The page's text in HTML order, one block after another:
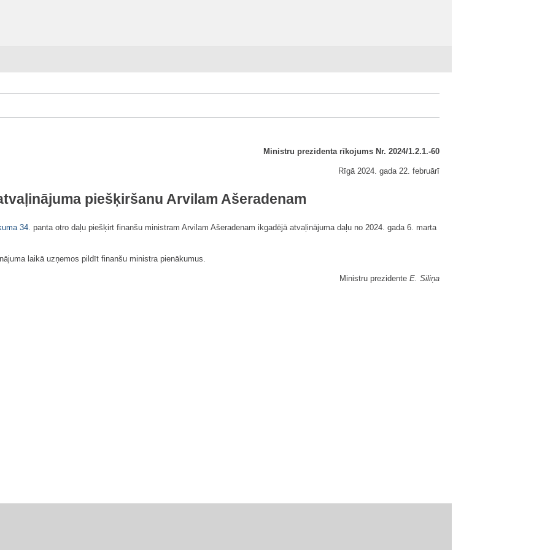
Ministru prezidenta rīkojums Nr. 2024/1.2.1.-60
Rīgā 2024. gada 22. februārī
piešķiršanu Arvilam Ašeradenam
34. panta otro daļu piešķirt finanšu ministram Arvilam Ašeradenam ikgadējā atvaļinājuma daļu no 2024. gada 6. marta
laikā uzņemos pildīt finanšu ministra pienākumus.
Ministru prezidente E. Siliņa